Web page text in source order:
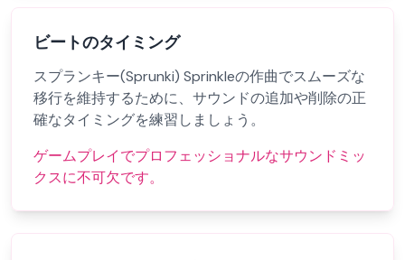
ビートのタイミング
スプランキー(Sprunki) Sprinkleの作曲でスムーズな
移行を維持するために、サウンドの追加や削除の正
確なタイミングを練習しましょう。
ゲームプレイでプロフェッショナルなサウンドミッ
クスに不可欠です。